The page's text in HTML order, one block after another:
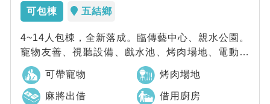
可包棟 五結鄉
4~14人包棟，全新落成。臨傳藝中心、親水公園。
寵物友善、視聽設備、戲水池、烤肉場地、電動麻
將、廚房使用。
可帶寵物 烤肉場地
麻將出借 借用廚房